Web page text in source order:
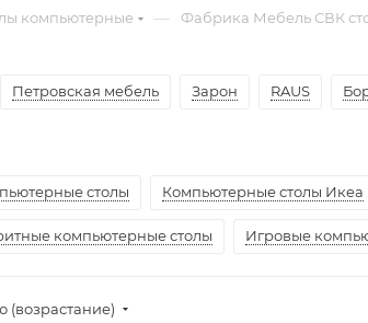
компьютерные — Фабрика Мебель СВК
Петровская мебель Зарон RAUS
столы Компьютерные столы Икеа
компьютерные столы Игровые
(возрастание)